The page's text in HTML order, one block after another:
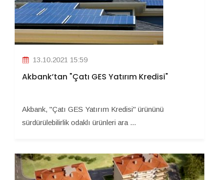
13.10.2021 15:59
Akbank’tan "Çatı GES Yatırım Kredisi"
Akbank, "Çatı GES Yatırım Kredisi" ürününü
sürdürülebilirlik odaklı ürünleri ara ...